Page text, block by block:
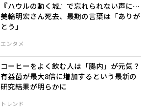
エンタメ
『ハウルの動く城』で忘れられない声に…
美輪明宏さん死去、最期の言葉は「ありが
とう」
トレンド
コーヒーをよく飲む人は「腸内」が元気？
有益菌が最大8倍に増加するという最新の
研究結果が明らかに